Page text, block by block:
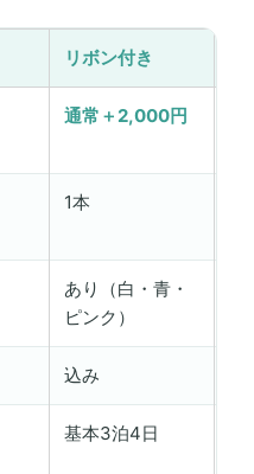
リボン付き
通常＋2,000円
1本
あり（白・青・
ピンク）
込み
基本3泊4日